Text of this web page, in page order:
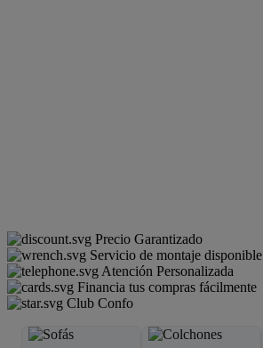
Precio Garantizado
Servicio de montaje disponible
Atención Personalizada
Financia tus compras fácilmente
Club Confo